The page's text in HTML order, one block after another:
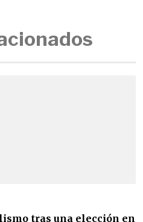
tras una elección en